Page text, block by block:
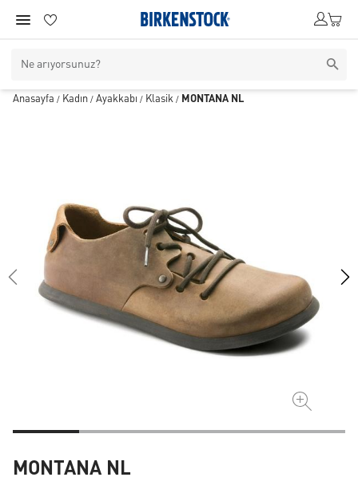
Anasayfa / Kadın / Ayakkabı / Klasik / MONTANA NL
MONTANA NL